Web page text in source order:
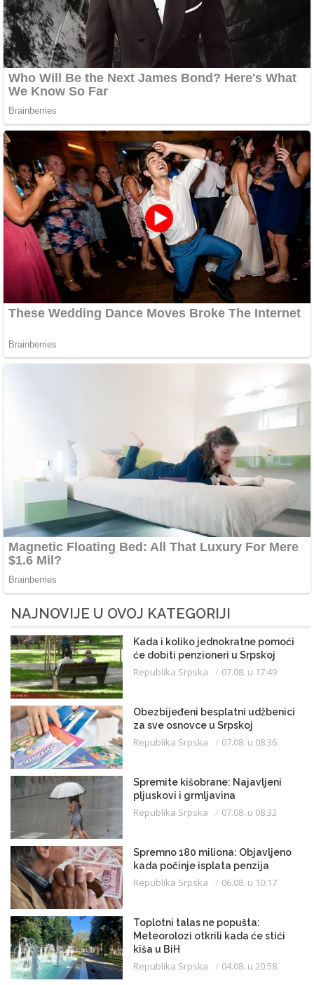
NAJNOVIJE U OVOJ KATEGORIJI
Kada i koliko jednokratne pomoći
će dobiti penzioneri u Srpskoj
Republika Srpska 07.08. u 17:49
Obezbijeđeni besplatni udžbenici
za sve osnovce u Srpskoj
Republika Srpska 07.08. u 08:36
Spremite kišobrane: Najavljeni
pljuskovi i grmljavina
Republika Srpska 07.08. u 08:32
Spremno 180 miliona: Objavljeno
kada počinje isplata penzija
Republika Srpska 06.08. u 10:17
Toplotni talas ne popušta:
Meteorolozi otkrili kada će stići
kiša u BiH
Republika Srpska 04.08. u 20:58